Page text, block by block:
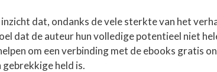
dat, ondanks de vele sterkte van het
dat de auteur hun volledige potentieel niet
om een verbinding met de ebooks gratis
gebrekkige held is.